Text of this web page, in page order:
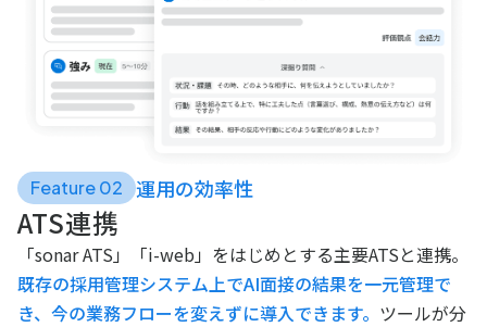
Feature 02 運用の効率性
ATS連携
「sonar ATS」「i-web」をはじめとする主要ATSと連携。
既存の採用管理システム上でAI面接の結果を一元管理で
き、今の業務フローを変えずに導入できます。 ツールが分